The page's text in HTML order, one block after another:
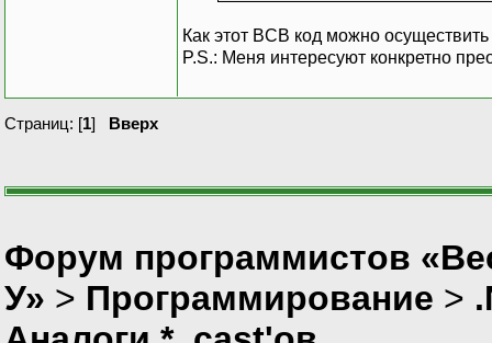
Как этот BCB код можно
P.S.: Меня интересуют конкретно
Страниц: [1] Вверх
Форум программистов
У» > Программирование >